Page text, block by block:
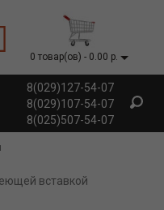
0 товар(ов) - 0.00 р.
8(029)127-54-07
8(029)107-54-07
8(025)507-54-07
вставкой